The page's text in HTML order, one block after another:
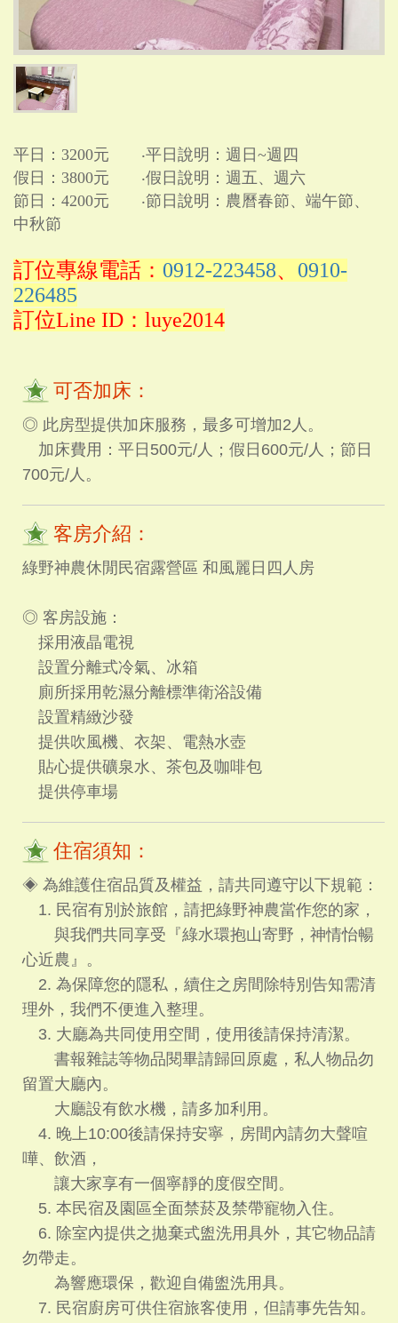
平日：3200元 ‧平日說明：週日~週四
假日：3800元 ‧假日說明：週五、週六
節日：4200元 ‧節日說明：農曆春節、端午節、
中秋節
訂位專線電話： 0912-223458、 0910-
226485
訂位Line ID：luye2014
可否加床：
◎ 此房型提供加床服務，最多可增加2人。
加床費用：平日500元/人；假日600元/人；節日
700元/人。
客房介紹：
綠野神農休閒民宿露營區 和風麗日四人房
◎ 客房設施：
採用液晶電視
設置分離式冷氣、冰箱
廁所採用乾濕分離標準衛浴設備
設置精緻沙發
提供吹風機、衣架、電熱水壺
貼心提供礦泉水、茶包及咖啡包
提供停車場
住宿須知：
◈ 為維護住宿品質及權益，請共同遵守以下規範：
1. 民宿有別於旅館，請把綠野神農當作您的家，
與我們共同享受『綠水環抱山寄野，神情怡暢
心近農』。
2. 為保障您的隱私，續住之房間除特別告知需清
理外，我們不便進入整理。
3. 大廳為共同使用空間，使用後請保持清潔。
書報雜誌等物品閱畢請歸回原處，私人物品勿
留置大廳內。
大廳設有飲水機，請多加利用。
4. 晚上10:00後請保持安寧，房間內請勿大聲喧
嘩、飲酒，
讓大家享有一個寧靜的度假空間。
5. 本民宿及園區全面禁菸及禁帶寵物入住。
6. 除室內提供之拋棄式盥洗用具外，其它物品請
勿帶走。
為響應環保，歡迎自備盥洗用具。
7. 民宿廚房可供住宿旅客使用，但請事先告知。